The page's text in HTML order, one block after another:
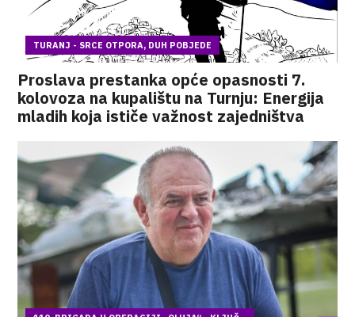
TURANJ - SRCE OTPORA, DUH POBJEDE
Proslava prestanka opće opasnosti 7.
kolovoza na kupalištu na Turnju: Energija
mladih koja ističe važnost zajedništva